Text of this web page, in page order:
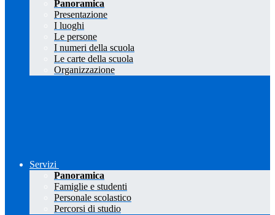
Panoramica
Presentazione
I luoghi
Le persone
I numeri della scuola
Le carte della scuola
Organizzazione
Servizi
Panoramica
Famiglie e studenti
Personale scolastico
Percorsi di studio